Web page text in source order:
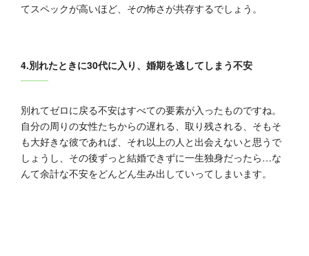
てスペックが高いほど、その怖さが共存するでしょう。
4.別れたときに30代に入り、婚期を逃してしまう不安
別れてゼロに戻る不安はすべての要素が入ったものですね。
自分の周りの女性たちからの遅れる、取り残される、そもそ
も大好きな彼であれば、それ以上の人と出会えないと思うで
しょうし、その後ずっと結婚できずに一生独身だったら…な
んて余計な不安をどんどん生み出していってしまいます。